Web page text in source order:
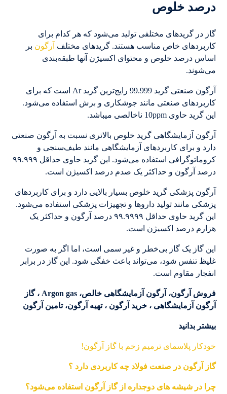
درصد خلوص
گاز در گریدهای مختلفی تولید می‌شود که هر کدام برای
کاربردهای خاص مناسب هستند. گریدهای مختلف آرگون بر
اساس درصد خلوص و محتوای اکسیژن آنها طبقه‌بندی
می‌شوند.
آرگون صنعتی گرید 99.999 رایج‌ترین گرید Ar است که برای
کاربردهای صنعتی مانند جوشکاری و برش استفاده می‌شود.
این گرید حاوی 10ppm ناخالصی میباشد.
آرگون آزمایشگاهی گرید خلوص بالاتری نسبت به آرگون صنعتی
دارد و برای کاربردهای آزمایشگاهی مانند طیف‌سنجی و
کروماتوگرافی استفاده می‌شود. این گرید حاوی حداقل ۹۹.۹۹۹
درصد آرگون و حداکثر یک صدم درصد اکسیژن است.
آرگون پزشکی گرید خلوص بسیار بالایی دارد و برای کاربردهای
پزشکی مانند تولید داروها و تجهیزات پزشکی استفاده می‌شود.
این گرید حاوی حداقل ۹۹.۹۹۹۹ درصد آرگون و حداکثر یک
هزارم درصد اکسیژن است.
این گاز یک گاز بی‌خطر و غیر سمی است، اما اگر به صورت
غلیظ تنفس شود، می‌تواند باعث خفگی شود. این گاز در برابر
انفجار مقاوم است.
فروش آرگون، آرگون آزمایشگاهی خالص، Argon gas ، گاز
آرگون آزمایشگاهی ، خرید آرگون ، تهیه آرگون، تامین آرگون
بیشتر بدانید
خودکار پلاسمای ترمیم زخم با گاز آرگون!
گاز آرگون در صنعت فولاد چه کاربردی دارد ؟
چرا در شیشه های دوجداره از گاز آرگون استفاده می‌شود؟